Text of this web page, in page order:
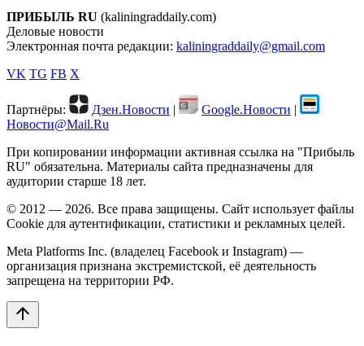
ПРИБЫЛЬ RU (kaliningraddaily.com)
Деловые новости
Электронная почта редакции: kaliningraddaily@gmail.com
VK TG FB X
Партнёры: Дзен.Новости | Google.Новости |
Новости@Mail.Ru
При копировании информации активная ссылка на "Прибыль
RU" обязательна. Материалы сайта предназначены для
аудитории старше 18 лет.
© 2012 — 2026. Все права защищены. Сайт использует файлы
Cookie для аутентификации, статистики и рекламных целей.
Meta Platforms Inc. (владелец Facebook и Instagram) —
организация признана экстремистской, её деятельность
запрещена на территории РФ.
arrow_upward